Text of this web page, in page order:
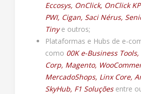
Eccosys, OnClick, OnClick
PWI, Cigan, Saci Nérus,
Tinye outros;
Plataformas e Hubs de e-
como 00K e-Business Tools,
Corp, Magento,
MercadoShops, Linx Core,
SkyHub, F1 Soluções entre